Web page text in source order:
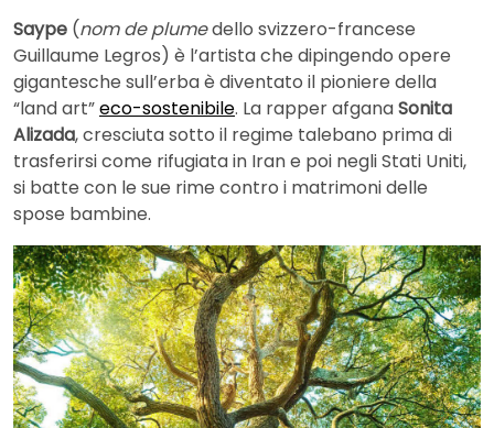
Saype (nom de plumedello svizzero-francese
Guillaume Legros) è l’artista che dipingendo opere
gigantesche sull’erba è diventato il pioniere della
“land art”eco-sostenibile. La rapper afganaSonita
Alizada, cresciuta sotto il regime talebano prima di
trasferirsi come rifugiata in Iran e poi negli Stati Uniti,
si batte con le sue rime contro i matrimoni delle
spose bambine.